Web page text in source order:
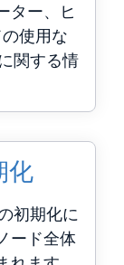
ター、ヒ
使用な
関する情
化
初期化に
ード全体